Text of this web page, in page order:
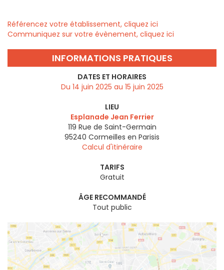
Référencez votre établissement, cliquez ici
Communiquez sur votre évènement, cliquez ici
INFORMATIONS PRATIQUES
DATES ET HORAIRES
Du 14 juin 2025 au 15 juin 2025
LIEU
Esplanade Jean Ferrier
119 Rue de Saint-Germain
95240 Cormeilles en Parisis
Calcul d'itinéraire
TARIFS
Gratuit
ÂGE RECOMMANDÉ
Tout public